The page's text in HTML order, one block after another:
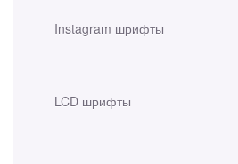
Instagram шрифты
LCD шрифты